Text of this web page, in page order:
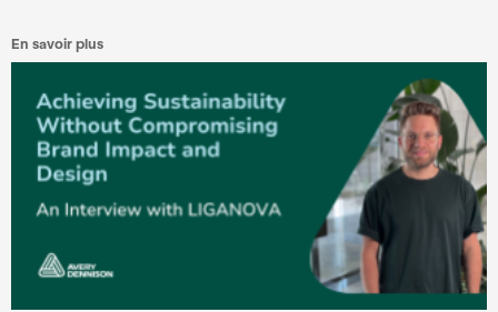
En savoir plus